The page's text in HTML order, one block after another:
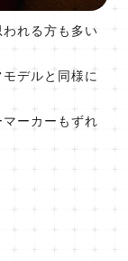
れる方も多い
デルと同様に
ーカーもずれ